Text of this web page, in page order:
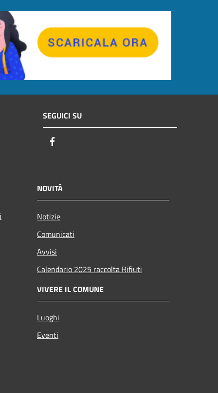
SEGUICI SU
NOVITÀ
Notizie
Comunicati
Avvisi
Calendario 2025 raccolta Rifiuti
VIVERE IL COMUNE
Luoghi
Eventi